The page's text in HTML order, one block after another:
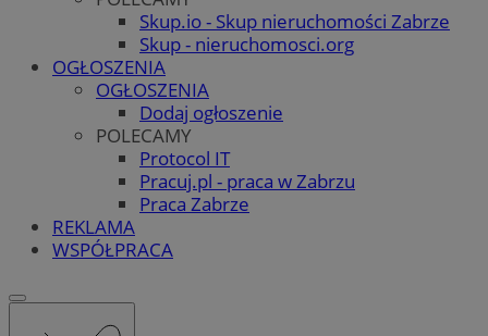
Skup.io - Skup nieruchomości Zabrze
Skup - nieruchomosci.org
OGŁOSZENIA
OGŁOSZENIA
Dodaj ogłoszenie
POLECAMY
Protocol IT
Pracuj.pl - praca w Zabrzu
Praca Zabrze
REKLAMA
WSPÓŁPRACA